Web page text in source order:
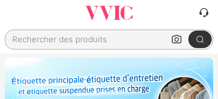
Rechercher des produits